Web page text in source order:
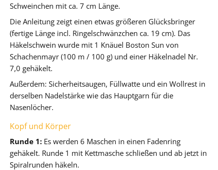
Schweinchen mit ca. 7 cm Länge.
Die Anleitung zeigt einen etwas größeren Glücksbringer
(fertige Länge incl. Ringelschwänzchen ca. 19 cm). Das
Häkelschwein wurde mit 1 Knäuel Boston Sun von
Schachenmayr (100 m / 100 g) und einer Häkelnadel Nr.
7,0 gehäkelt.
Außerdem: Sicherheitsaugen, Füllwatte und ein Wollrest in
derselben Nadelstärke wie das Hauptgarn für die
Nasenlöcher.
Kopf und Körper
Runde 1: Es werden 6 Maschen in einen Fadenring
gehäkelt. Runde 1 mit Kettmasche schließen und ab jetzt in
Spiralrunden häkeln.